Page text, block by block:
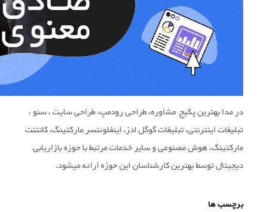
در مدا بهترین پکیج مشاوره، طراحی رودمپ، طراحی سایت ، سئو ،
تبلیغات اینترنتی، تبلیغات گوگل ادز، اینفلوئنسر مارکتینگ، کانتنت
مارکتینگ، هوش مصنوعی و سایر خدمات مرتبط با حوزه بازاریابی
دیجیتال توسط بهترین کارشناسان این حوزه ارائه میشود.
برچسب ها